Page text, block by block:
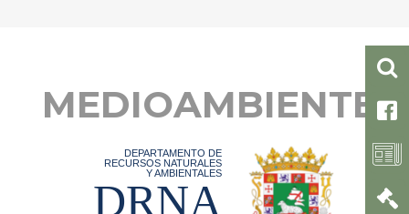
MEDIOAMBIENTE
DEPARTAMENTO DE
RECURSOS NATURALES
Y AMBIENTALES
DRNA